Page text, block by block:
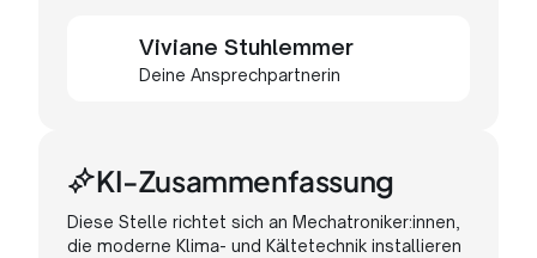
Viviane Stuhlemmer
Deine Ansprechpartnerin
KI-Zusammenfassung
Diese Stelle richtet sich an Mechatroniker:innen,
die moderne Klima- und Kältetechnik installieren